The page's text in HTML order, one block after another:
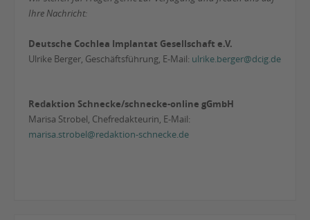
Ihre Nachricht:
Deutsche Cochlea Implantat Gesellschaft e.V.
Ulrike Berger, Geschäftsführung, E-Mail: ulrike.berger@dcig.de
Redaktion Schnecke/schnecke-online gGmbH
Marisa Strobel, Chefredakteurin, E-Mail:
marisa.strobel@redaktion-schnecke.de